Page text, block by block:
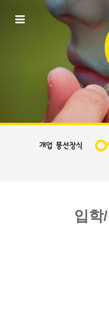
개업 풍선장식
입학